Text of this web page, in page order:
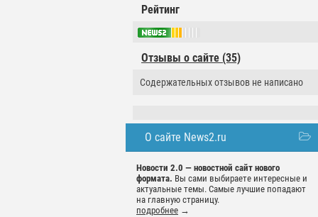
Рейтинг
Отзывы о сайте (35)
Содержательных отзывов не написано
О сайте News2.ru
Новости 2.0 — новостной сайт нового
формата. Вы сами выбираете интересные и
актуальные темы. Самые лучшие попадают
на главную страницу.
подробнее →